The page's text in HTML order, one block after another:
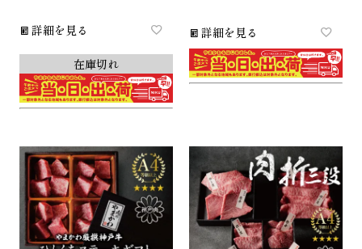
詳細を見る
在庫切れ
詳細を見る